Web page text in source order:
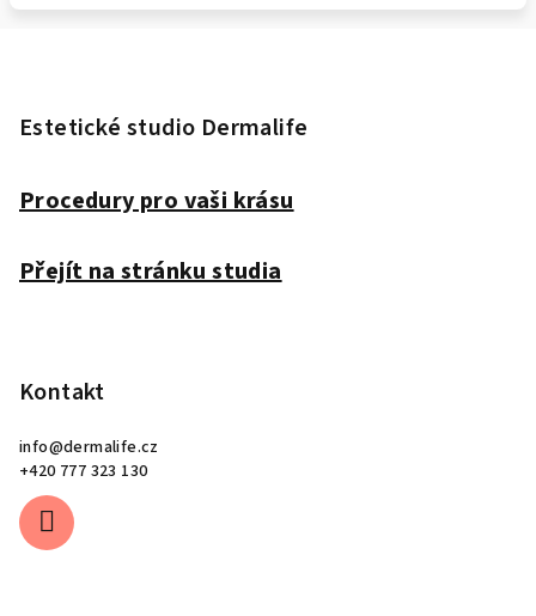
Estetické studio Dermalife
Procedury pro vaši krásu
Přejít na stránku studia
Kontakt
info@dermalife.cz
+420 777 323 130